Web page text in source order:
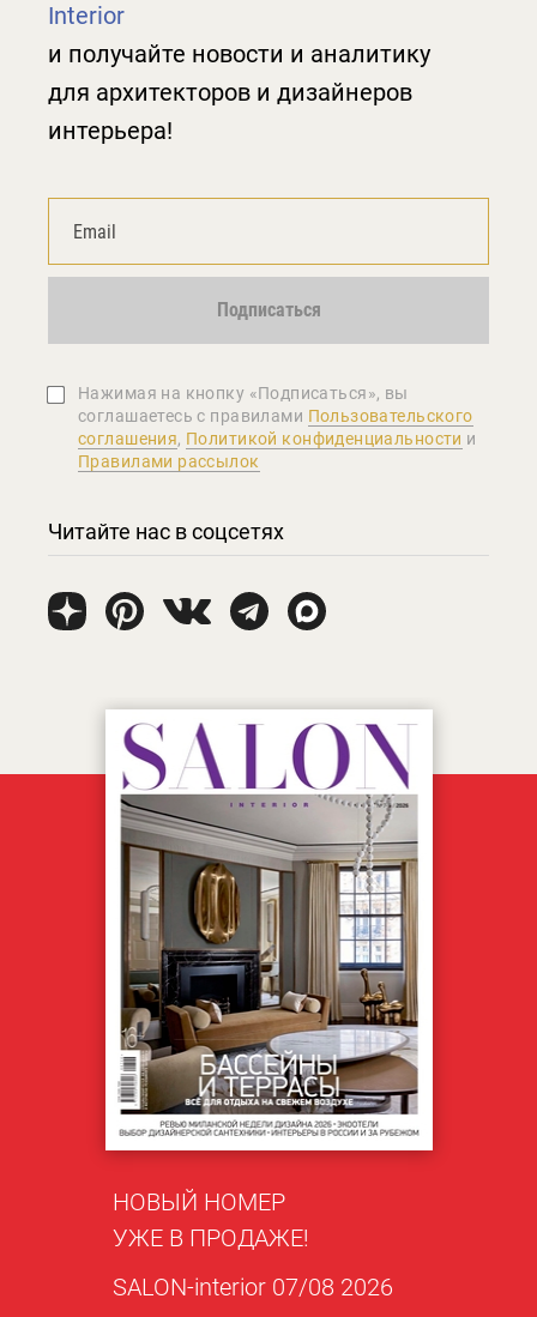
Interior
и получайте новости и аналитику
для архитекторов и дизайнеров
интерьера!
Подписаться
Нажимая на кнопку «Подписаться», вы
соглашаетеcь с правилами Пользовательского
соглашения, Политикой конфиденциальности и
Правилами рассылок
Читайте нас в соцсетях
НОВЫЙ НОМЕР
УЖЕ В ПРОДАЖЕ!
SALON-interior 07/08 2026